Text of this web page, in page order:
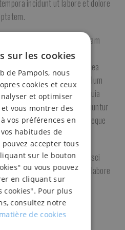
incidunt ut labore et dolore
nostrum exercitationem ullam
ut aliquid ex ea commodi
iure reprehenderit qui in ea
consequatur, vel illum
enim ipsam voluptatem quia
aut fugit, sed quia consequuntur
sequi nesciunt. Neque
sit amet, consectetur, adipisci
modi tempora incidunt ut labore
voluptatem.
sur les cookies
de Pampols, nous
cookies et ceux
et optimiser
vous montrer des
vos préférences en
habitudes de
pouvez accepter tous
sur le bouton
ou vous pouvez
en cliquant sur
cookies". Pour plus
consultez notre
de cookies